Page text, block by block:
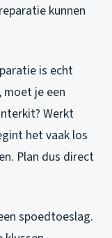
kunnen
is echt
je een
Werkt
het vaak los
Plan dus direct
spoedtoeslag.